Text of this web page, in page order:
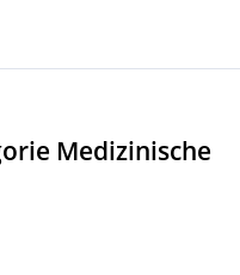
Medizinische